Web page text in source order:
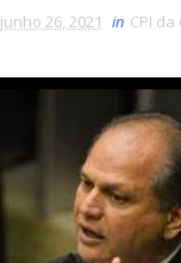
junho 26, 2021 in CPI da